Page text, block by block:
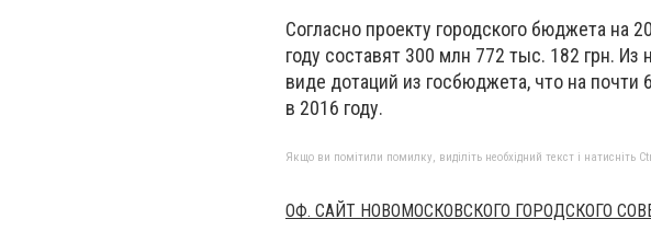
Согласно проекту городского бюджета на
году составят 300 млн 772 тыс. 182 грн.
виде дотаций из госбюджета, что на
в 2016 году.
Якщо ви помітили помилку, виділіть необхідний текст і натисніть
ОФ. САЙТ НОВОМОСКОВСКОГО ГОРОДСКОГО